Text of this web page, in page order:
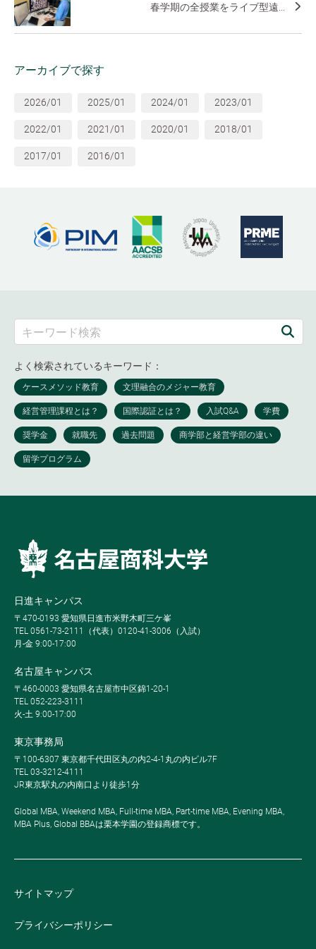
春学期の全授業をライブ型遠...
アーカイブで探す
2026/01 2025/01 2024/01 2023/01
2022/01 2021/01 2020/01 2018/01
2017/01 2016/01
よく検索されているキーワード：
日進キャンパス
〒470-0193 愛知県日進市米野木町三ケ峯
TEL 0561-73-2111（代表）0120-41-3006（入試）
月-金 9:00-17:00
名古屋キャンパス
〒460-0003 愛知県名古屋市中区錦1-20-1
TEL 052-223-3111
火-土 9:00-17:00
東京事務局
〒100-6307 東京都千代田区丸の内2-4-1丸の内ビル7F
TEL 03-3212-4111
JR東京駅丸の内南口より徒歩1分
Global MBA, Weekend MBA, Full-time MBA, Part-time MBA, Evening MBA,
MBA Plus, Global BBAは栗本学園の登録商標です。
サイトマップ
プライバシーポリシー